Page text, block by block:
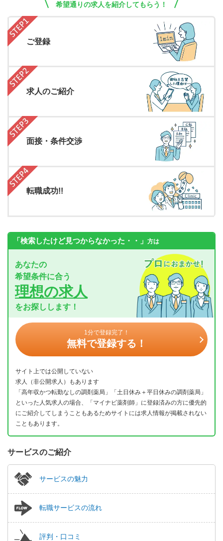
希望通りの求人を紹介してもらう！
ご登録
求人のご紹介
面接・条件交渉
転職成功!!
「検索したけど見つからなかった・・」 方は
あなたの
希望条件に合う
理想の求人
をお探しします！
1分で登録完了！
無料で登録する！
サイト上では公開していない
求人（非公開求人）もあります
「高年収かつ転勤なしの調剤薬局」「土日休み＋平日休みの調剤薬局」
といった人気求人の場合、「マイナビ薬剤師」に登録済みの方に優先的
にご紹介してしまうこともあるためサイトには求人情報が掲載されない
こともあります。
サービスのご紹介
サービスの魅力
転職サービスの流れ
評判・口コミ